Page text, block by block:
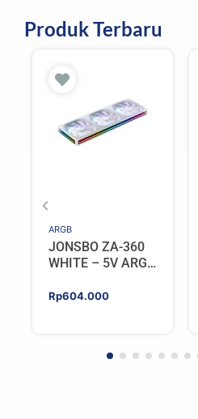
Produk Terbaru
ARGB
JONSBO ZA-360
WHITE – 5V ARGB
Rp604.000